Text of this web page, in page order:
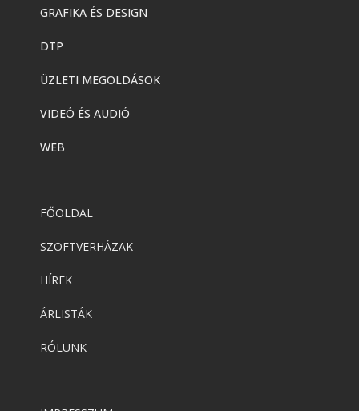
GRAFIKA ÉS DESIGN
DTP
ÜZLETI MEGOLDÁSOK
VIDEÓ ÉS AUDIÓ
WEB
FŐOLDAL
SZOFTVERHÁZAK
HÍREK
ÁRLISTÁK
RÓLUNK